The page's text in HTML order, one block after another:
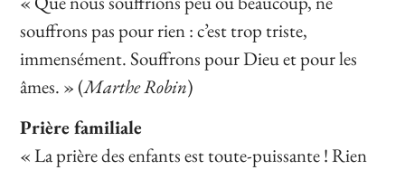
souffrons pas pour rien : c’est trop triste,
immensément. Souffrons pour Dieu et pour les
âmes. » (Marthe Robin)
Prière familiale
« La prière des enfants est toute-puissante ! Rien